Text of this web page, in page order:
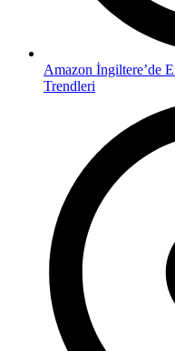
Amazon İngiltere’de
Trendleri